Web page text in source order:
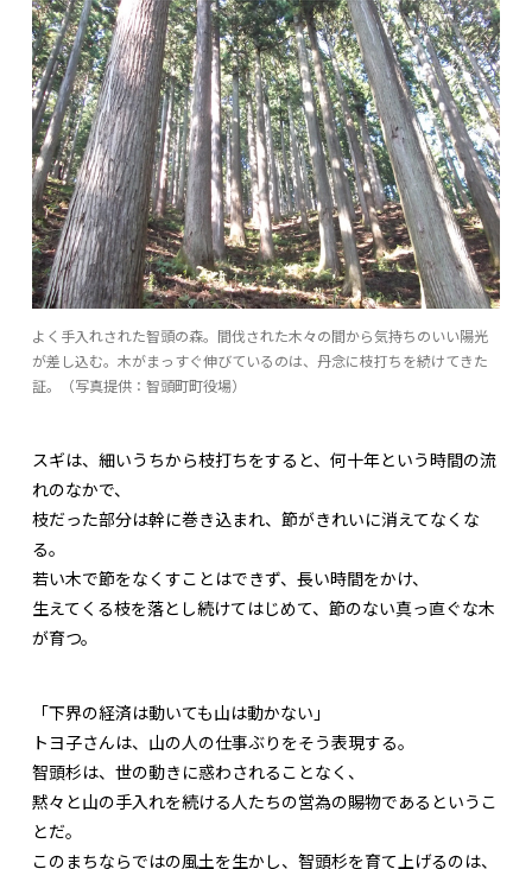
よく手入れされた智頭の森。間伐された木々の間から気持ちのいい陽光
が差し込む。木がまっすぐ伸びているのは、丹念に枝打ちを続けてきた
証。（写真提供：智頭町町役場）
スギは、細いうちから枝打ちをすると、何十年という時間の流
れのなかで、
枝だった部分は幹に巻き込まれ、節がきれいに消えてなくな
る。
若い木で節をなくすことはできず、長い時間をかけ、
生えてくる枝を落とし続けてはじめて、節のない真っ直ぐな木
が育つ。
「下界の経済は動いても山は動かない」
トヨ子さんは、山の人の仕事ぶりをそう表現する。
智頭杉は、世の動きに惑わされることなく、
黙々と山の手入れを続ける人たちの営為の賜物であるというこ
とだ。
このまちならではの風土を生かし、智頭杉を育て上げるのは、